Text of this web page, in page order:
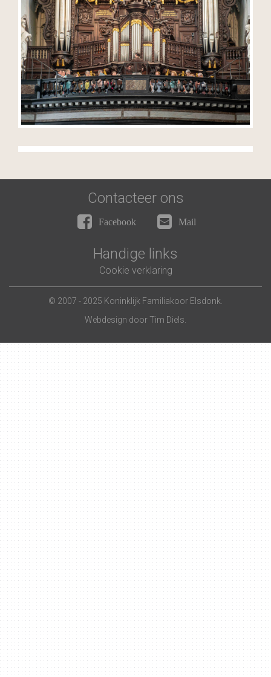
Contacteer ons
Facebook Mail
Handige links
Cookie verklaring
© 2007 - 2025 Koninklijk Familiakoor Elsdonk.
Webdesign door Tim Diels